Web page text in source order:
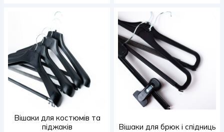
Вішаки для костюмів та
піджаків
Вішаки для брюк і спідниць